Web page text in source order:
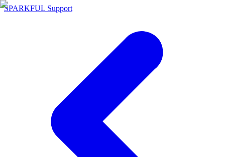
SPARKFUL Support